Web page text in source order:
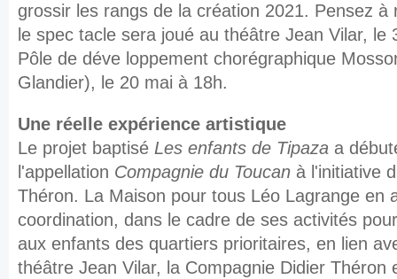
grossir les rangs de la création 2021. Pensez à
le spec tacle sera joué au théâtre Jean Vilar, le
Pôle de déve loppement chorégraphique
Glandier), le 20 mai à 18h.
Une réelle expérience artistique
Le projet baptisé Les enfants de Tipaza a
l'appellation Compagnie du Toucan à l'initiative
Théron. La Maison pour tous Léo Lagrange en
coordination, dans le cadre de ses activités
aux enfants des quartiers prioritaires, en lien
théâtre Jean Vilar, la Compagnie Didier Théron